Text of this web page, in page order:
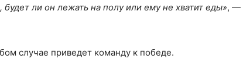
ли он лежать на полу или ему не хватит еды», —
случае приведет команду к победе.